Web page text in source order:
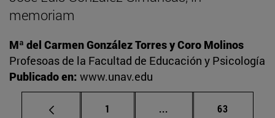
memoriam
Mª del Carmen González Torres y Coro Molinos
Profesoas de la Facultad de Educación y Psicología
Publicado en: www.unav.edu
Página
1 ... Páginas intermedias
Página
63